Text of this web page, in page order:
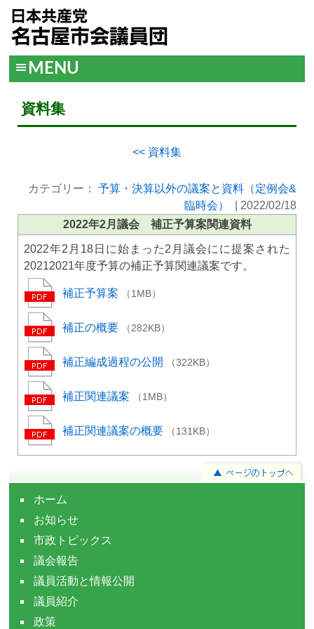
MENU
資料集
<< 資料集
カテゴリー：
予算・決算以外の議案と資料（定例会&
臨時会）
2022/02/18
2022年2月議会 補正予算案関連資料
2022年2月18日に始まった2月議会にに提案された
20212021年度予算の補正予算関連議案です。
補正予算案 （1MB）
補正の概要 （282KB）
補正編成過程の公開 （322KB）
補正関連議案 （1MB）
補正関連議案の概要 （131KB）
ホーム
お知らせ
市政トピックス
議会報告
議員活動と情報公開
議員紹介
政策